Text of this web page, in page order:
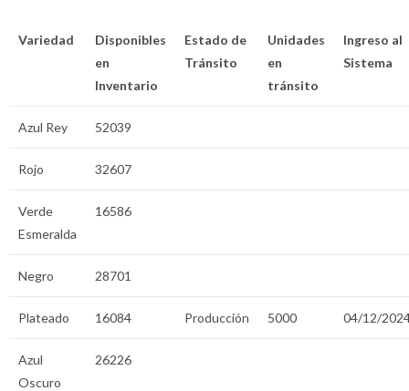
Variedad
Disponibles
en
Inventario
Estado de
Tránsito
Unidades
en
tránsito
Ingreso al
Sistema
Azul Rey 52039
Rojo 32607
Verde
Esmeralda
16586
Negro 28701
Plateado 16084 Producción 5000 04/12/
Azul
Oscuro
26226